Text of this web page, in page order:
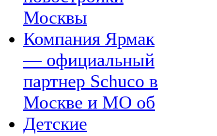
Москвы
Компания Ярмак
— официальный
партнер Schuco в
Москве и МО об
Детские